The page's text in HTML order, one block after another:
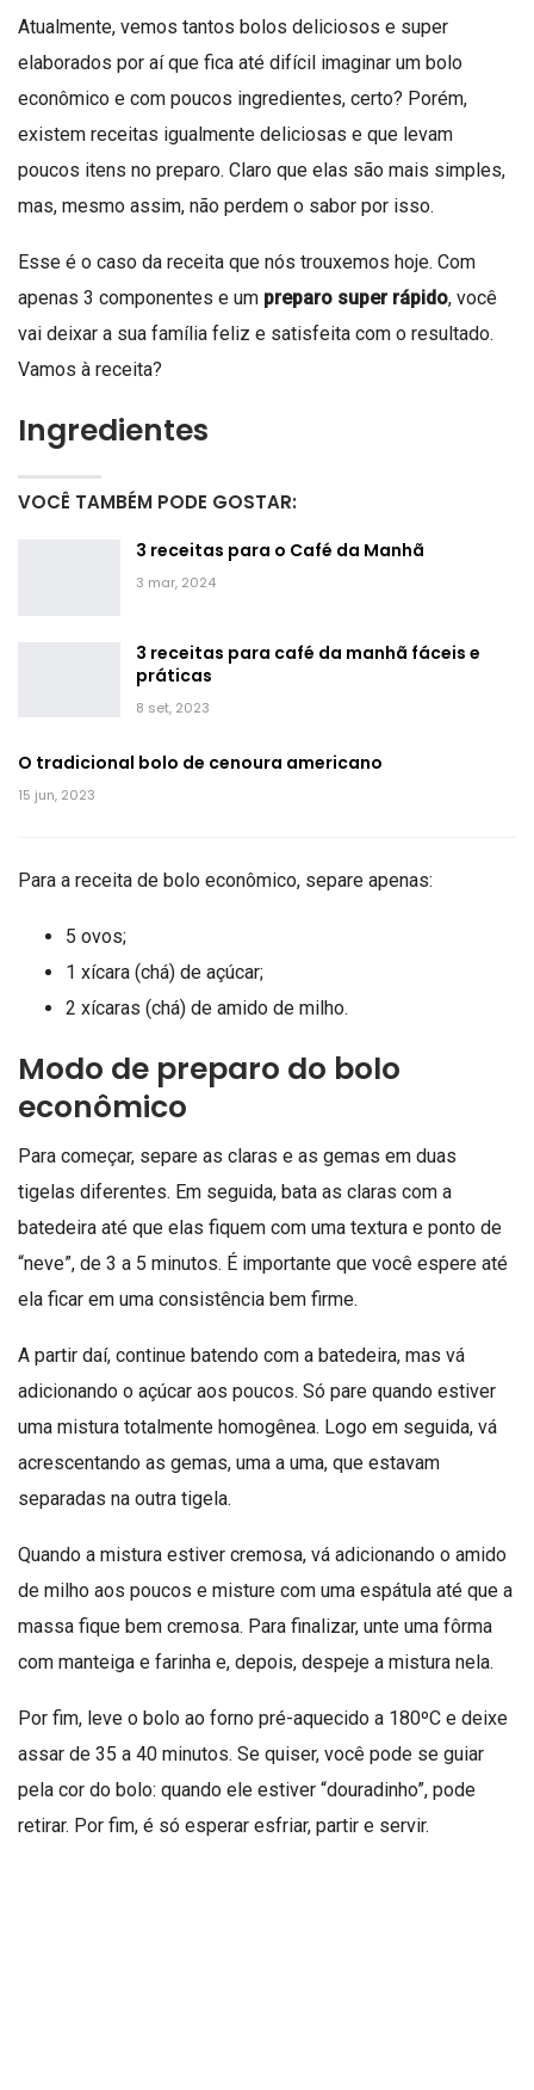
Atualmente, vemos tantos bolos deliciosos e super
elaborados por aí que fica até difícil imaginar um bolo
econômico e com poucos ingredientes, certo? Porém,
existem receitas igualmente deliciosas e que levam
poucos itens no preparo. Claro que elas são mais simples,
mas, mesmo assim, não perdem o sabor por isso.
Esse é o caso da receita que nós trouxemos hoje. Com
apenas 3 componentes e um preparo super rápido, você
vai deixar a sua família feliz e satisfeita com o resultado.
Vamos à receita?
Ingredientes
VOCÊ TAMBÉM PODE GOSTAR:
3 receitas para o Café da Manhã
3 mar, 2024
3 receitas para café da manhã fáceis e
práticas
8 set, 2023
O tradicional bolo de cenoura americano
15 jun, 2023
Para a receita de bolo econômico, separe apenas:
5 ovos;
1 xícara (chá) de açúcar;
2 xícaras (chá) de amido de milho.
Modo de preparo do bolo
econômico
Para começar, separe as claras e as gemas em duas
tigelas diferentes. Em seguida, bata as claras com a
batedeira até que elas fiquem com uma textura e ponto de
“neve”, de 3 a 5 minutos. É importante que você espere até
ela ficar em uma consistência bem firme.
A partir daí, continue batendo com a batedeira, mas vá
adicionando o açúcar aos poucos. Só pare quando estiver
uma mistura totalmente homogênea. Logo em seguida, vá
acrescentando as gemas, uma a uma, que estavam
separadas na outra tigela.
Quando a mistura estiver cremosa, vá adicionando o amido
de milho aos poucos e misture com uma espátula até que a
massa fique bem cremosa. Para finalizar, unte uma fôrma
com manteiga e farinha e, depois, despeje a mistura nela.
Por fim, leve o bolo ao forno pré-aquecido a 180ºC e deixe
assar de 35 a 40 minutos. Se quiser, você pode se guiar
pela cor do bolo: quando ele estiver “douradinho”, pode
retirar. Por fim, é só esperar esfriar, partir e servir.